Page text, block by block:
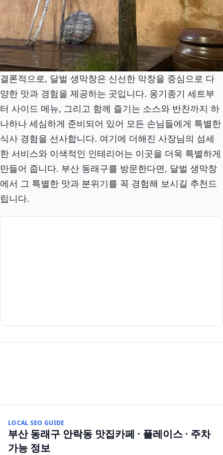
결론적으로, 달벌 생막창은 신선한 막창을 중심으로 다
양한 맛과 경험을 제공하는 곳입니다. 옹기종기 세트부
터 사이드 메뉴, 그리고 함께 즐기는 소스와 반찬까지 하
나하나 세심하게 준비되어 있어 모든 손님들에게 특별한
식사 경험을 선사합니다. 여기에 더해진 사장님의 섬세
한 서비스와 이색적인 인테리어는 이곳을 더욱 특별하게
만들어 줍니다. 부산 동래구를 방문한다면, 달벌 생막창
에서 그 특별한 맛과 분위기를 꼭 경험해 보시길 추천드
립니다.
LOCAL SEO GUIDE
부산 동래구 안락동 맛집카페 · 플레이스 · 주차
가능 정보